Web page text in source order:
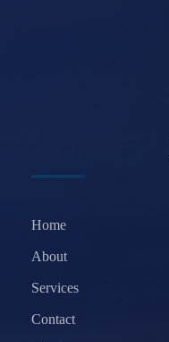
Home
About
Services
Contact